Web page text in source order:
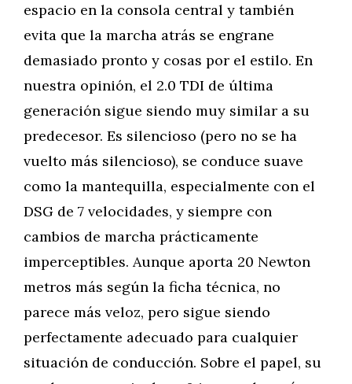
espacio en la consola central y también
evita que la marcha atrás se engrane
demasiado pronto y cosas por el estilo. En
nuestra opinión, el 2.0 TDI de última
generación sigue siendo muy similar a su
predecesor. Es silencioso (pero no se ha
vuelto más silencioso), se conduce suave
como la mantequilla, especialmente con el
DSG de 7 velocidades, y siempre con
cambios de marcha prácticamente
imperceptibles. Aunque aporta 20 Newton
metros más según la ficha técnica, no
parece más veloz, pero sigue siendo
perfectamente adecuado para cualquier
situación de conducción. Sobre el papel, su